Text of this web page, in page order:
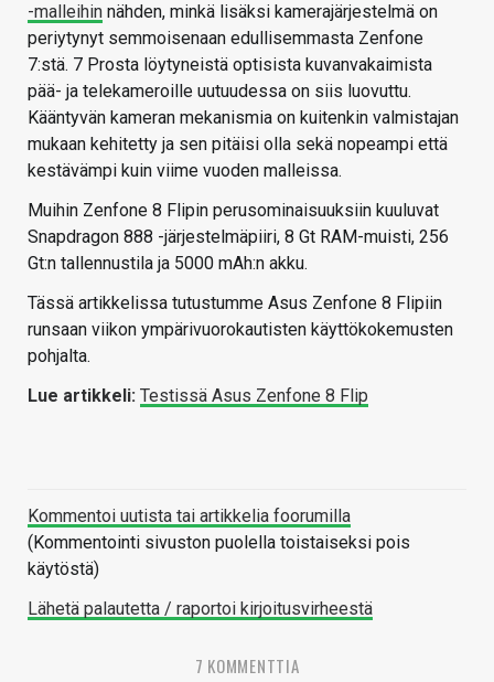
-malleihin nähden, minkä lisäksi kamerajärjestelmä on
periytynyt semmoisenaan edullisemmasta Zenfone
7:stä. 7 Prosta löytyneistä optisista kuvanvakaimista
pää- ja telekameroille uutuudessa on siis luovuttu.
Kääntyvän kameran mekanismia on kuitenkin valmistajan
mukaan kehitetty ja sen pitäisi olla sekä nopeampi että
kestävämpi kuin viime vuoden malleissa.
Muihin Zenfone 8 Flipin perusominaisuuksiin kuuluvat
Snapdragon 888 -järjestelmäpiiri, 8 Gt RAM-muisti, 256
Gt:n tallennustila ja 5000 mAh:n akku.
Tässä artikkelissa tutustumme Asus Zenfone 8 Flipiin
runsaan viikon ympärivuorokautisten käyttökokemusten
pohjalta.
Lue artikkeli: Testissä Asus Zenfone 8 Flip
Kommentoi uutista tai artikkelia foorumilla
(Kommentointi sivuston puolella toistaiseksi pois
käytöstä)
Lähetä palautetta / raportoi kirjoitusvirheestä
7 KOMMENTTIA